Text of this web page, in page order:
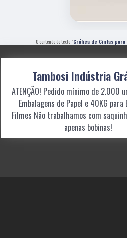
O conteúdo do texto "Gráfica de Cintas
Tambosi Indústria
ATENÇÃO! Pedido mínimo de 2.000
Embalagens de Papel e 40KG para
Filmes Não trabalhamos com
apenas bobinas!